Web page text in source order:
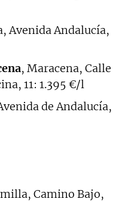
Avenida Andalucía,
, Maracena, Calle
11: 1.395 €/l
de Andalucía,
Camino Bajo,